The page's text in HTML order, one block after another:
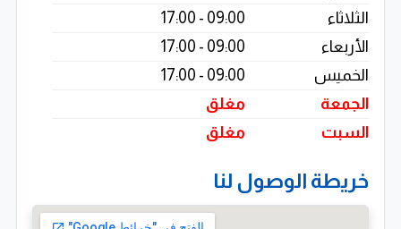
الثلاثاء
09:00 - 17:00
الأربعاء
09:00 - 17:00
الخميس
09:00 - 17:00
الجمعة
مغلق
السبت
مغلق
خريطة الوصول لنا